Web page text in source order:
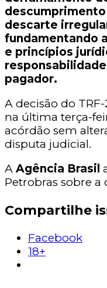
descarte
fundamentando
e princípios
pagador.
A decisão do
na última terça-
acórdão sem
disputa judicial.
A Agência Brasil
Petrobras sobre a
Compartilhe
Facebook
18+